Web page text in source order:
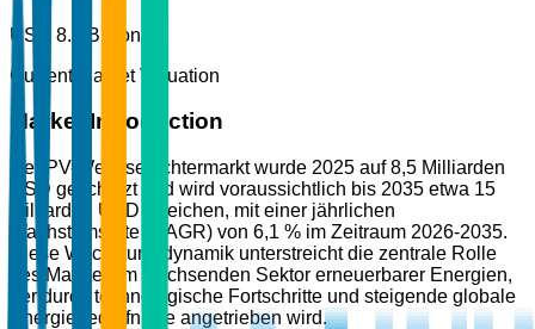
USD 8.5 Billion
Current Market Valuation
Market Introduction
Der PV-Wechselrichtermarkt wurde 2025 auf 8,5 Milliarden
USD geschätzt und wird voraussichtlich bis 2035 etwa 15
Milliarden USD erreichen, mit einer jährlichen
Wachstumsrate (CAGR) von 6,1 % im Zeitraum 2026-2035.
Diese Wachstumsdynamik unterstreicht die zentrale Rolle
des Marktes im wachsenden Sektor erneuerbarer Energien,
der durch technologische Fortschritte und steigende globale
Energiebedürfnisse angetrieben wird.